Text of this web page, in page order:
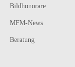
Bildhonorare
MFM-News
Beratung